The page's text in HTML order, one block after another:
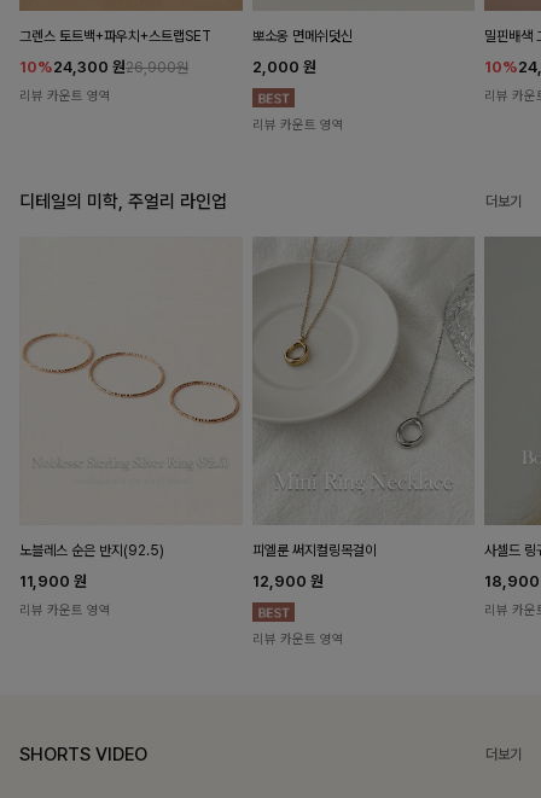
그렌스 토트백+파우치+스트랩SET
10%24,300 원26,900원
리뷰 카운트 영역
뽀소옹 면메쉬덧신
2,000 원
리뷰 카운트 영역
밀핀배색
10%
리뷰 카운
디테일의 미학, 주얼리 라인업 더보기
노블레스 순은 반지(92.5)
11,900 원
리뷰 카운트 영역
피엘룬 써지컬링목걸이
12,900 원
리뷰 카운트 영역
사셀드 링
리뷰 카운
SHORTS VIDEO 더보기